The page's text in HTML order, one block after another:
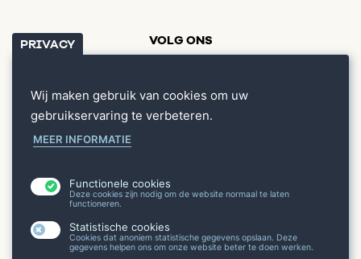
VOLG ONS
Home
Waar kopen
Contact
Webshop
PRIVACY
Wij maken gebruik van cookies om uw
gebruikservaring te verbeteren.
MEER INFORMATIE
Functionele cookies
Deze cookies zijn nodig om de website normaal te laten
functioneren.
Statistische cookies
Cookies dat anoniem statistische gegevens opslaan. Deze
gegevens helpen ons om onze website beter te doen werken.